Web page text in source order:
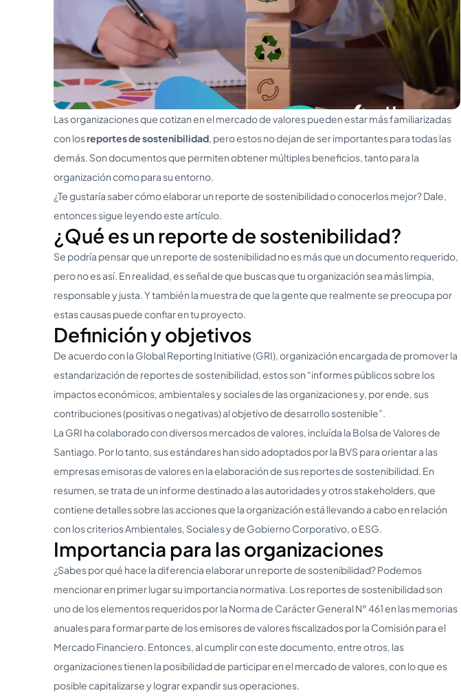
Las organizaciones que cotizan en el mercado de valores pueden estar más familiarizadas
con losreportes de sostenibilidad, pero estos no dejan de ser importantes para todas las
demás. Son documentos que permiten obtener múltiples beneficios, tanto para la
organización como para su entorno.
¿Te gustaría saber cómo elaborar un reporte de sostenibilidad o conocerlos mejor? Dale,
entonces sigue leyendo este artículo.
¿Qué es un reporte de sostenibilidad?
Se podría pensar que un reporte de sostenibilidad no es más que un documento requerido,
pero no es así. En realidad, es señal de que buscas que tu organización sea más limpia,
responsable y justa. Y también la muestra de que la gente que realmente se preocupa por
estas causas puede confiar en tu proyecto.
Definición y objetivos
De acuerdo con la Global Reporting Initiative (GRI), organización encargada de promover la
estandarización de reportes de sostenibilidad, estos son “informes públicos sobre los
impactos económicos, ambientales y sociales de las organizaciones y, por ende, sus
contribuciones (positivas o negativas) al objetivo de desarrollo sostenible”.
La GRI ha colaborado con diversos mercados de valores, incluída la Bolsa de Valores de
Santiago. Por lo tanto, sus estándares han sido adoptados por la BVS para orientar a las
empresas emisoras de valores en la elaboración de sus reportes de sostenibilidad. En
resumen, se trata de un informe destinado a las autoridades y otros stakeholders, que
contiene detalles sobre las acciones que la organización está llevando a cabo en relación
con los criterios Ambientales, Sociales y de Gobierno Corporativo, o ESG.
Importancia para las organizaciones
¿Sabes por qué hace la diferencia elaborar un reporte de sostenibilidad? Podemos
mencionar en primer lugar su importancia normativa. Los reportes de sostenibilidad son
uno de los elementos requeridos por la Norma de Carácter General N° 461 en las memorias
anuales para formar parte de los emisores de valores fiscalizados por la Comisión para el
Mercado Financiero. Entonces, al cumplir con este documento, entre otros, las
organizaciones tienen la posibilidad de participar en el mercado de valores, con lo que es
posible capitalizarse y lograr expandir sus operaciones.